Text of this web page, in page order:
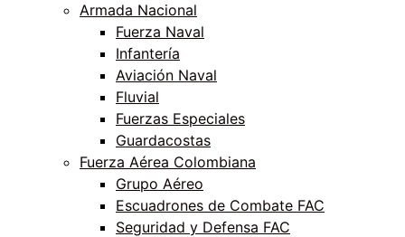
Armada Nacional
Fuerza Naval
Infantería
Aviación Naval
Fluvial
Fuerzas Especiales
Guardacostas
Fuerza Aérea Colombiana
Grupo Aéreo
Escuadrones de Combate FAC
Seguridad y Defensa FAC